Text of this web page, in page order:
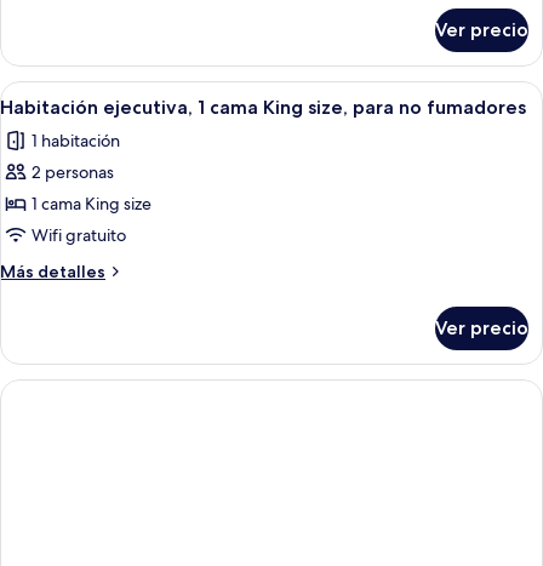
para
no
fumadores
Confort,
varias
camas,
no
fumadores
Ver precio
Abrir
todas
las
fotos
de
Habitación
ejecutiva,
1
King
size,
para
Habitación de hotel con una cama
7
Habitación ejecutiva, 1 cama King size, para no fumadores
1 habitación
2 personas
1 cama King size
Wifi gratuito
Más detalles
Más
ejecutiva,
cama
Ver precio